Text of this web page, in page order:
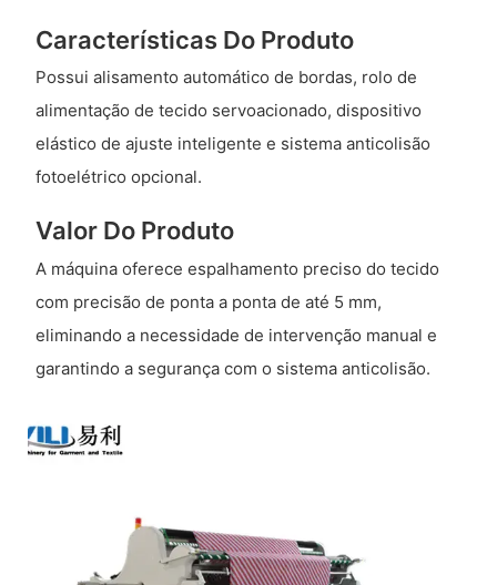
Características Do Produto
Possui alisamento automático de bordas, rolo de
alimentação de tecido servoacionado, dispositivo
elástico de ajuste inteligente e sistema anticolisão
fotoelétrico opcional.
Valor Do Produto
A máquina oferece espalhamento preciso do tecido
com precisão de ponta a ponta de até 5 mm,
eliminando a necessidade de intervenção manual e
garantindo a segurança com o sistema anticolisão.